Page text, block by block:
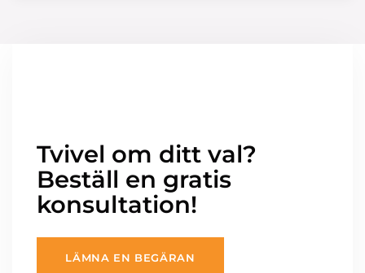
Tvivel om ditt val?
Beställ en gratis
konsultation!
LÄMNA EN BEGÄRAN